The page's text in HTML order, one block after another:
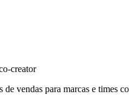
o-creator
vendas para marcas e times